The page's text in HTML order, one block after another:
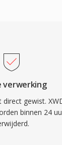
verwerking
direct gewist.
binnen 24